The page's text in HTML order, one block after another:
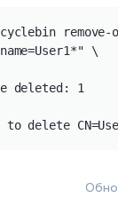
\
deleted: 1
delete